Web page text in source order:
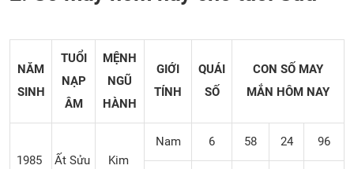
NĂM
SINH
TUỔI
NẠP
ÂM
MỆNH
NGŨ
HÀNH
GIỚI
TÍNH
QUÁI
SỐ
CON SỐ MAY
MẮN HÔM NAY
1985 Ất Sửu Kim
Nam 6 58 24 96